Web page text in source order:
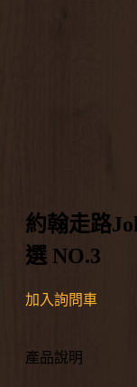
約翰走路
選 NO.3
加入詢問車
產品說明